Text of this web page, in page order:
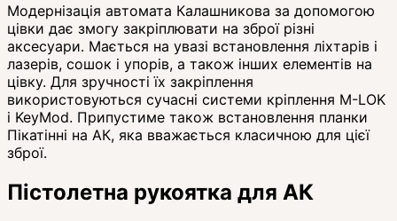
Модернізація автомата Калашникова за допомогою
цівки дає змогу закріплювати на зброї різні
аксесуари. Мається на увазі встановлення ліхтарів і
лазерів, сошок і упорів, а також інших елементів на
цівку. Для зручності їх закріплення
використовуються сучасні системи кріплення M-LOK
і KeyMod. Припустиме також встановлення планки
Пікатінні на АК, яка вважається класичною для цієї
зброї.
Пістолетна рукоятка для АК